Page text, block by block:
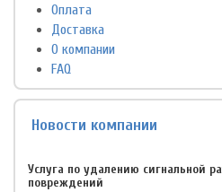
Оплата
Доставка
О компании
FAQ
Новости компании
Услуга по удалению сигнальной
повреждений